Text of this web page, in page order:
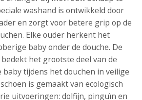
washand is ontwikkeld door
en zorgt voor betere grip op de
Elke ouder herkent het
baby onder de douche. De
het grootste deel van de
baby tijdens het douchen in veilige
is gemaakt van ecologisch
uitvoeringen: dolfijn, pinguïn en